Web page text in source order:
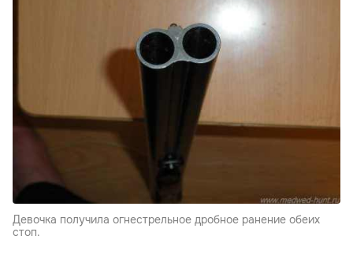
Девочка получила огнестрельное дробное ранение обеих
стоп.